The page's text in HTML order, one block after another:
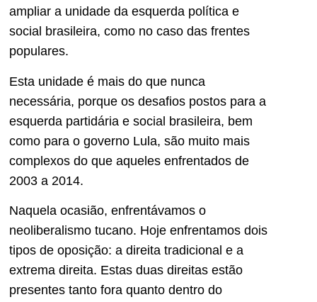
ampliar a unidade da esquerda política e
social brasileira, como no caso das frentes
populares.
Esta unidade é mais do que nunca
necessária, porque os desafios postos para a
esquerda partidária e social brasileira, bem
como para o governo Lula, são muito mais
complexos do que aqueles enfrentados de
2003 a 2014.
Naquela ocasião, enfrentávamos o
neoliberalismo tucano. Hoje enfrentamos dois
tipos de oposição: a direita tradicional e a
extrema direita. Estas duas direitas estão
presentes tanto fora quanto dentro do